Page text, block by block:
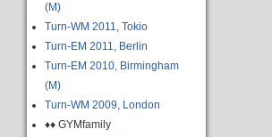
(M)
Turn-WM 2011, Tokio
Turn-EM 2011, Berlin
Turn-EM 2010, Birmingham
(M)
Turn-WM 2009, London
♦♦ GYMfamily